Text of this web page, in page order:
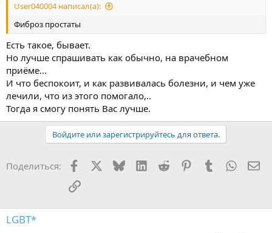
User040004 написал(а):
Фиброз простаты
Есть такое, бывает.
Но лучше спрашивать как обычно, на врачебном
приёме...
И что беспокоит, и как развивалась болезни, и чем уже
лечили, что из этого помогало,..
Тогда я смогу понять Вас лучше.
Войдите или зарегистрируйтесь для ответа.
Поделиться: Facebook BlueskyLinkedIn
Reddit PinterestTumblr
Ссылка
LGBT*